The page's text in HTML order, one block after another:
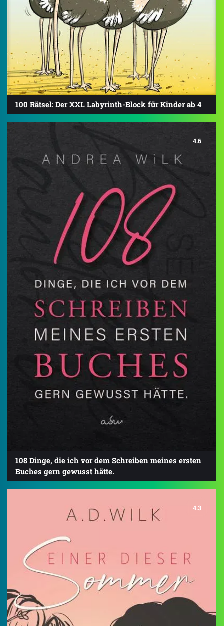
100 Rätsel: Der XXL Labyrinth-Block für Kinder ab 4
4.6
108 Dinge, die ich vor dem Schreiben meines ersten
Buches gern gewusst hätte.
4.3